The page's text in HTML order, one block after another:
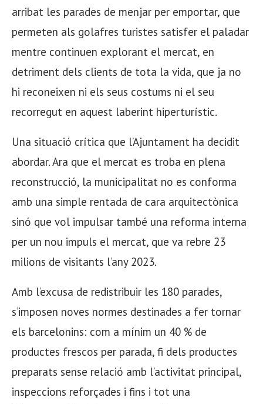
arribat les parades de menjar per emportar, que
permeten als golafres turistes satisfer el paladar
mentre continuen explorant el mercat, en
detriment dels clients de tota la vida, que ja no
hi reconeixen ni els seus costums ni el seu
recorregut en aquest laberint hiperturístic.
Una situació crítica que l’Ajuntament ha decidit
abordar. Ara que el mercat es troba en plena
reconstrucció, la municipalitat no es conforma
amb una simple rentada de cara arquitectònica
sinó que vol impulsar també una reforma interna
per un nou impuls el mercat, que va rebre 23
milions de visitants l’any 2023.
Amb l’excusa de redistribuir les 180 parades,
s’imposen noves normes destinades a fer tornar
els barcelonins: com a mínim un 40 % de
productes frescos per parada, fi dels productes
preparats sense relació amb l’activitat principal,
inspeccions reforçades i fins i tot una